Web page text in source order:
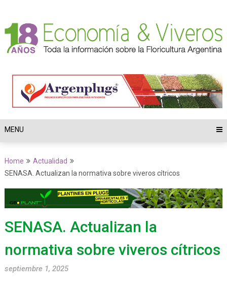
MENU
Home
Actualidad
SENASA. Actualizan la normativa sobre viveros cítricos
SENASA. Actualizan la
normativa sobre viveros cítricos
septiembre 1, 2025